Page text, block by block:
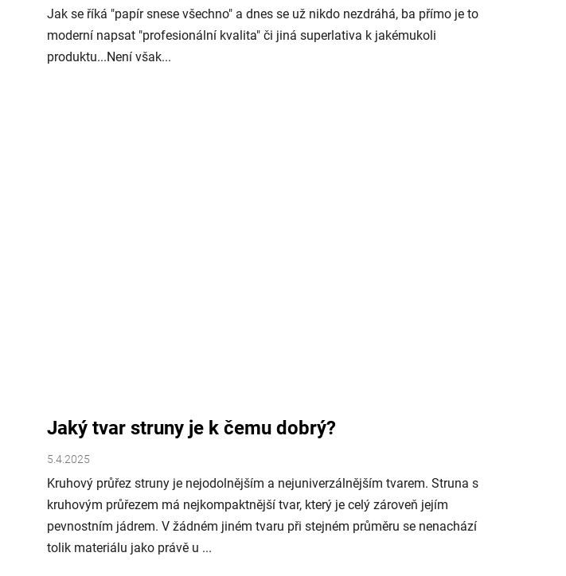
Jak se říká "papír snese všechno" a dnes se už nikdo nezdráhá, ba přímo je to
moderní napsat "profesionální kvalita" či jiná superlativa k jakémukoli
produktu...Není však...
Jaký tvar struny je k čemu dobrý?
5.4.2025
Kruhový průřez struny je nejodolnějším a nejuniverzálnějším tvarem. Struna s
kruhovým průřezem má nejkompaktnější tvar, který je celý zároveň jejím
pevnostním jádrem. V žádném jiném tvaru při stejném průměru se nenachází
tolik materiálu jako právě u ...